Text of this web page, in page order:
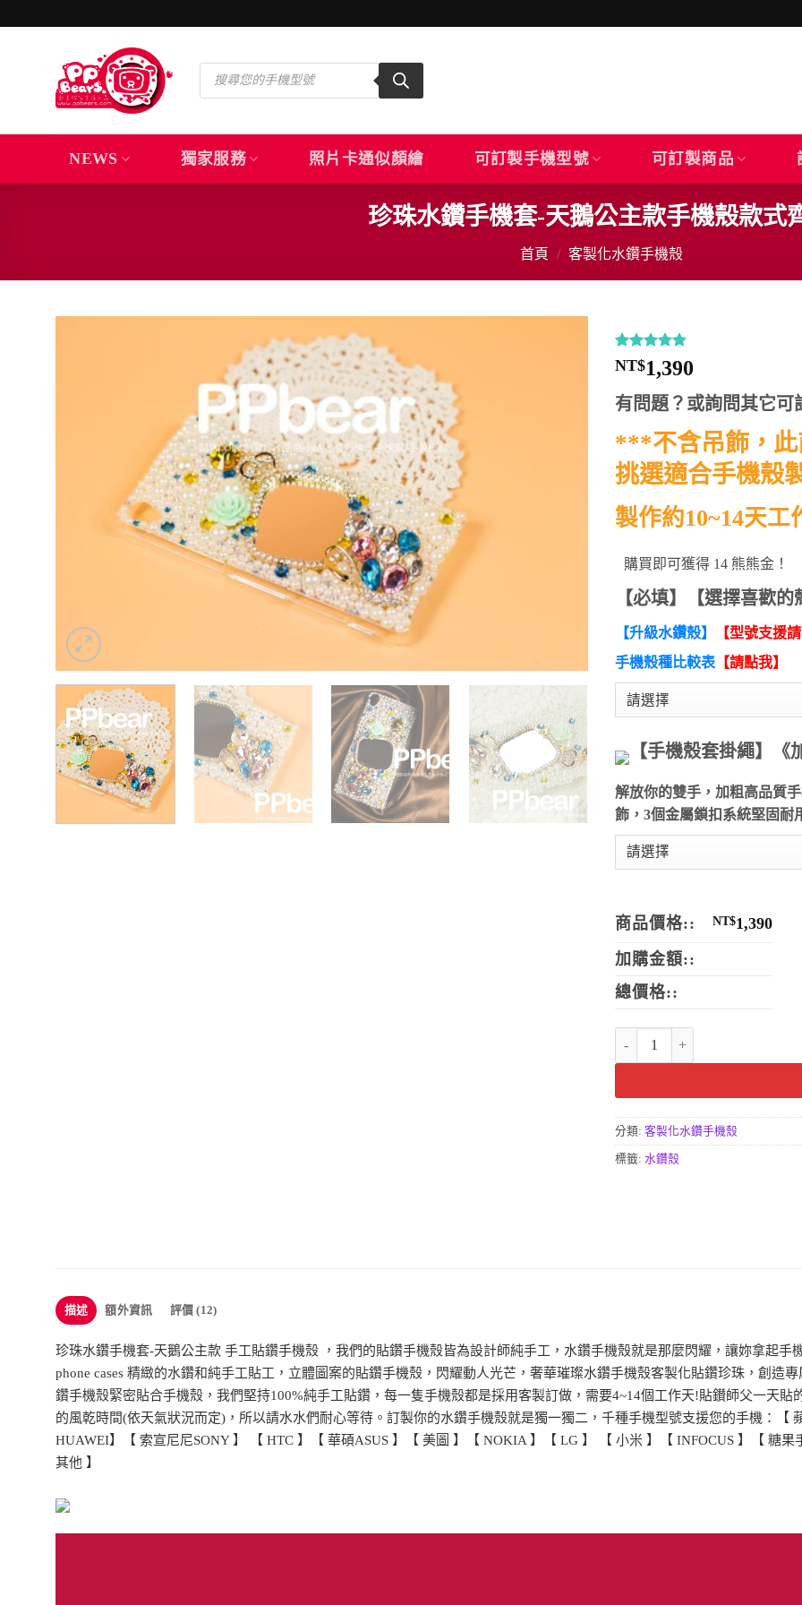
Products
search
NEWS 獨家服務 照片卡通似顏繪 可訂製手機型號 可訂製商品
珍珠水鑽手機套-天鵝公主款手機殼款式
首頁 / 客製化水鑽手機殼
評分4.83
/ 5，已有
12
行評分
NT$1,390
有問題？或詢問其它可
***不含吊飾，此
挑選適合手機殼
製作約10~14天工
購買即可獲得 14 熊熊金！
【必填】【選擇喜歡的
【升級水鑽殼】
【型號支援
手機殼種比較表 【請點我】
【手機殼套掛繩】《
解放你的雙手，加粗高品質
飾，3個金屬鎖扣系統堅固耐
商品價格:: NT$1,390
加購金額::
總價格::
分類: 客製化水鑽手機殼
標籤: 水鑽殼
描述 額外資訊 評價 (12)
珍珠水鑽手機套-天鵝公主款 手工貼鑽手機殼 ，我們的貼鑽手機殼皆為設計師純手工，水鑽手機殼就是那麼閃耀，讓妳拿起手
phone cases 精緻的水鑽和純手工貼工，立體圖案的貼鑽手機殼，閃耀動人光芒，奢華璀璨水鑽手機殼客製化貼鑽珍珠，創造
鑽手機殼緊密貼合手機殼，我們堅持100%純手工貼鑽，每一隻手機殼都是採用客製訂做，需要4~14個工作天!貼鑚師父一天貼
的風乾時間(依天氣狀況而定)，所以請水水們耐心等待。訂製你的水鑽手機殼就是獨一獨二，千種手機型號支援您的手機：【
HUAWEI】【 索宣尼尼SONY 】 【 HTC 】【 華碩ASUS 】【 美圖 】【 NOKIA 】【 LG 】 【 小米 】【 INFOCUS 】【 糖
其他 】